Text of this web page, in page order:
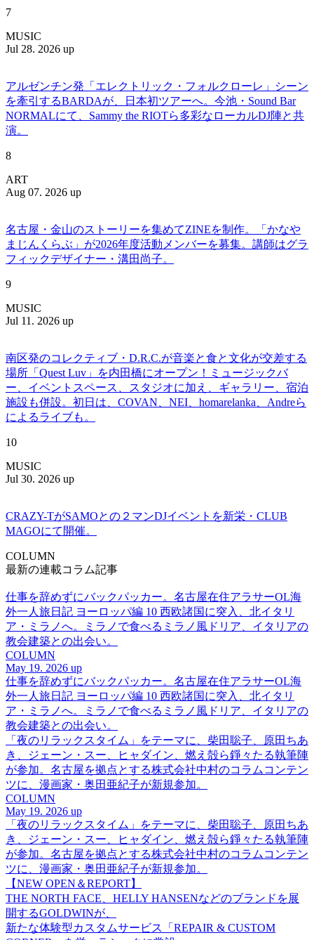
7
MUSIC
Jul 28. 2026 up
アルゼンチン発「エレクトリック・フォルクローレ」シーン
を牽引するBARDAが、日本初ツアーへ。今池・Sound Bar
NORMALにて、Sammy the RIOTら多彩なローカルDJ陣と共
演。
8
ART
Aug 07. 2026 up
名古屋・金山のストーリーを集めてZINEを制作。「かなや
まじんくらぶ」が2026年度活動メンバーを募集。講師はグラ
フィックデザイナー・溝田尚子。
9
MUSIC
Jul 11. 2026 up
南区発のコレクティブ・D.R.C.が⾳楽と⾷と⽂化が交差する
場所「Quest Luv」を内田橋にオープン！ミュージックバ
ー、イベントスペース、スタジオに加え、ギャラリー、宿泊
施設も併設。初日は、COVAN、NEI、homarelanka、Andreら
によるライブも。
10
MUSIC
Jul 30. 2026 up
CRAZY-TがSAMOとの２マンDJイベントを新栄・CLUB
MAGOにて開催。
COLUMN
最新の連載コラム記事
仕事を辞めずにバックパッカー。名古屋在住アラサーOL海
外一人旅日記 ヨーロッパ編 10 西欧諸国に突入、北イタリ
ア・ミラノへ。ミラノで食べるミラノ風ドリア、イタリアの
教会建築との出会い。
COLUMN
May 19. 2026 up
仕事を辞めずにバックパッカー。名古屋在住アラサーOL海
外一人旅日記 ヨーロッパ編 10 西欧諸国に突入、北イタリ
ア・ミラノへ。ミラノで食べるミラノ風ドリア、イタリアの
教会建築との出会い。
「夜のリラックスタイム」をテーマに、柴田聡子、原田ちあ
き、ジェーン・スー、ヒャダイン、燃え殻ら錚々たる執筆陣
が参加。名古屋を拠点とする株式会社中村のコラムコンテン
ツに、漫画家・奥田亜紀子が新規参加。
COLUMN
May 19. 2026 up
「夜のリラックスタイム」をテーマに、柴田聡子、原田ちあ
き、ジェーン・スー、ヒャダイン、燃え殻ら錚々たる執筆陣
が参加。名古屋を拠点とする株式会社中村のコラムコンテン
ツに、漫画家・奥田亜紀子が新規参加。
【NEW OPEN＆REPORT】
THE NORTH FACE、HELLY HANSENなどのブランドを展
開するGOLDWINが、
新たな体験型カスタムサービス「REPAIR & CUSTOM